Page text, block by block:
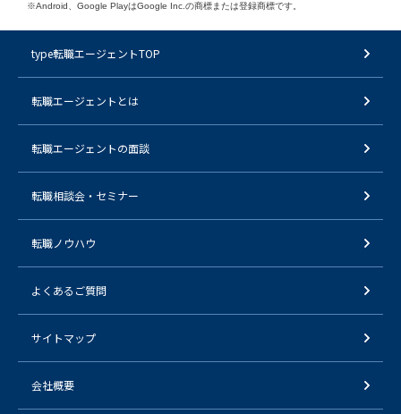
※Android、Google PlayはGoogle Inc.の商標または登録商標です。
type転職エージェントTOP
転職エージェントとは
転職エージェントの面談
転職相談会・セミナー
転職ノウハウ
よくあるご質問
サイトマップ
会社概要